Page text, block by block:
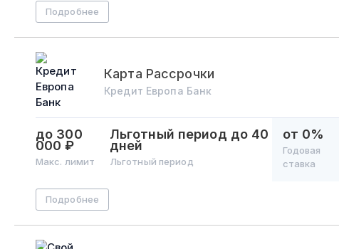
Подробнее
Карта Рассрочки
Кредит Европа Банк
до 300
000 ₽
Макс. лимит
Льготный период до 40
дней
Льготный период
от 0%
Годовая
ставка
Подробнее